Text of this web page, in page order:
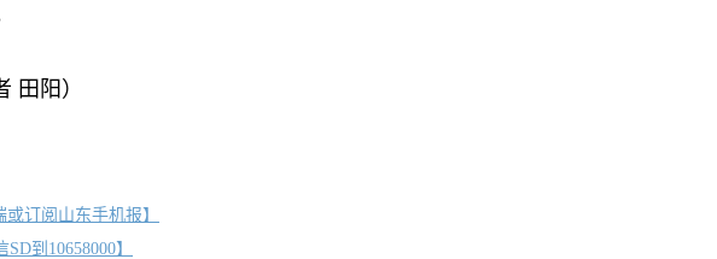
阳）
订阅山东手机报】
到10658000】